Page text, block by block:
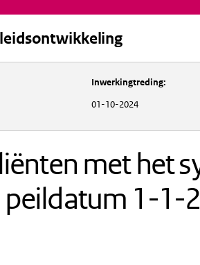
en Inwerkingtreding:
01-10-2024
met het
peildatum 1-1-